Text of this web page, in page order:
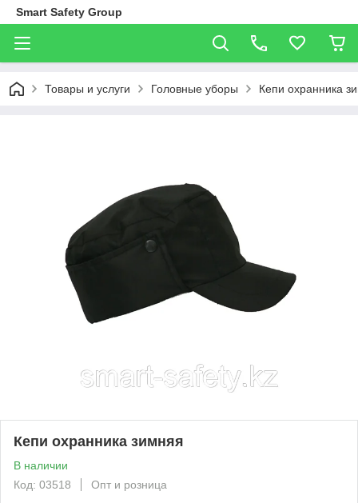
Smart Safety Group
Товары и услуги Головные уборы Кепи охранника
Кепи охранника зимняя
В наличии
Код: 03518
Опт и розница